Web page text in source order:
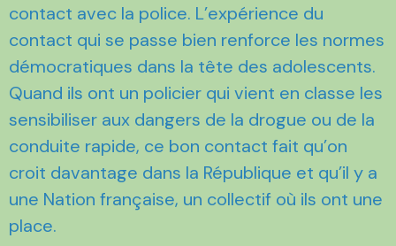
contact avec la police. L’expérience du
contact qui se passe bien renforce les normes
démocratiques dans la tête des adolescents.
Quand ils ont un policier qui vient en classe les
sensibiliser aux dangers de la drogue ou de la
conduite rapide, ce bon contact fait qu’on
croit davantage dans la République et qu’il y a
une Nation française, un collectif où ils ont une
place.